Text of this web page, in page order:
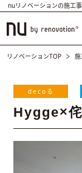
nuリノベーションの施工
リノベーションTOP 施
decoる
Hygge×